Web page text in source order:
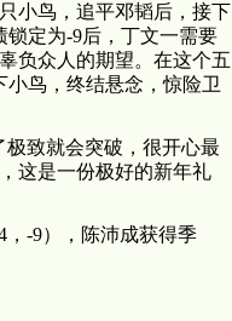
小鸟，追平邓韬后，接下
定为-9后，丁文一需要
负众人的期望。在这个五
鸟，终结悬念，惊险卫
致就会突破，很开心最
这是一份极好的新年礼
-9），陈沛成获得季